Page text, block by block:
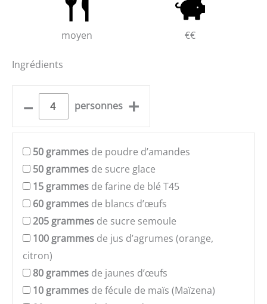
moyen €€
Ingrédients
– personnes +
50 grammes de poudre d’amandes
50 grammes de sucre glace
15 grammes de farine de blé T45
60 grammes de blancs d’œufs
205 grammes de sucre semoule
100 grammes de jus d’agrumes (orange,
citron)
80 grammes de jaunes d’œufs
10 grammes de fécule de maïs (Maïzena)